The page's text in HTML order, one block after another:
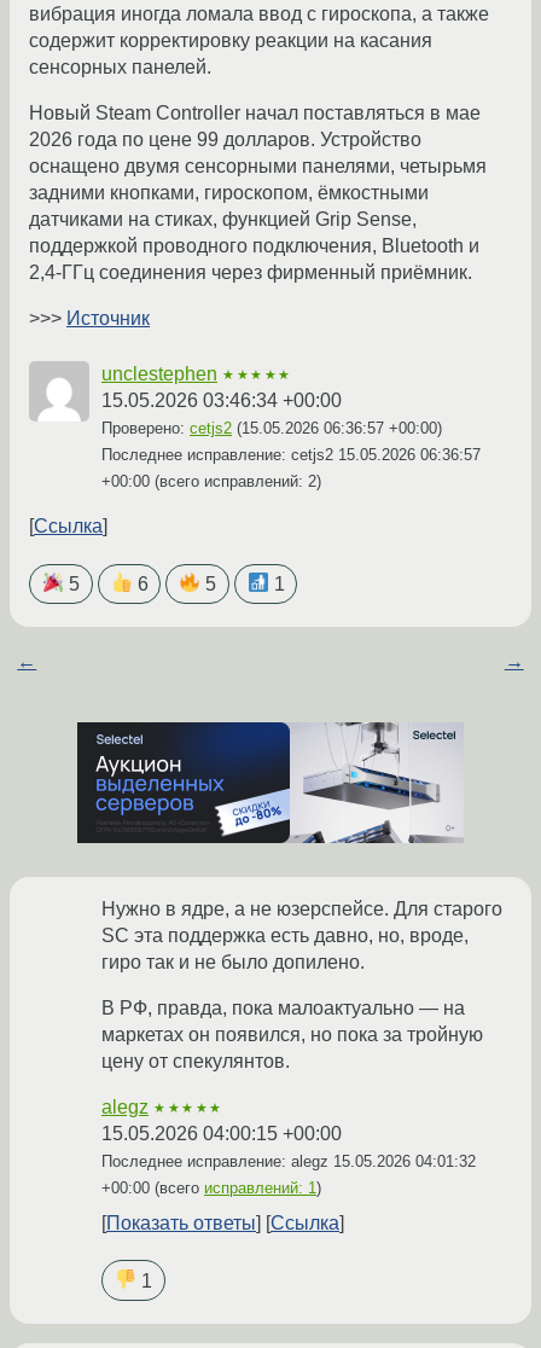
вибрация иногда ломала ввод с гироскопа, а также
содержит корректировку реакции на касания
сенсорных панелей.
Новый Steam Controller начал поставляться в мае
2026 года по цене 99 долларов. Устройство
оснащено двумя сенсорными панелями, четырьмя
задними кнопками, гироскопом, ёмкостными
датчиками на стиках, функцией Grip Sense,
поддержкой проводного подключения, Bluetooth и
2,4-ГГц соединения через фирменный приёмник.
>>> Источник
unclestephen ★★★★★
15.05.2026 03:46:34 +00:00
Проверено: cetjs2 (15.05.2026 06:36:57 +00:00)
Последнее исправление: cetjs2 15.05.2026 06:36:57
+00:00 (всего исправлений: 2)
Ссылка
5 6 5 1
← →
Нужно в ядре, а не юзерспейсе. Для старого
SC эта поддержка есть давно, но, вроде,
гиро так и не было допилено.
В РФ, правда, пока малоактуально — на
маркетах он появился, но пока за тройную
цену от спекулянтов.
alegz ★★★★★
15.05.2026 04:00:15 +00:00
Последнее исправление: alegz 15.05.2026 04:01:32
+00:00 (всего исправлений: 1)
Показать ответы Ссылка
1